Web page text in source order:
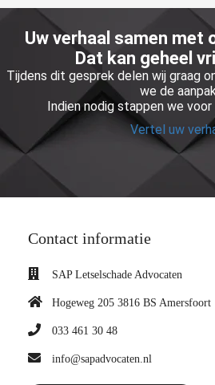
Uw verhaal samen met
Dat kan geheel
Tijdens dit gesprek delen wij graag
we de
Indien nodig stappen we voor
Vertel uw
Contact informatie
SAP Letselschade Advocaten
Hogeweg 205 3816 BS Amersfoort
033 461 30 48
info@sapadvocaten.nl